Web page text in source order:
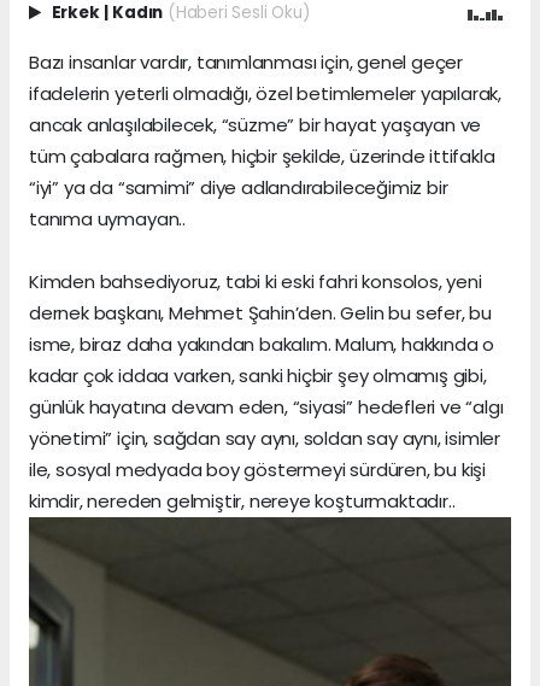
Erkek | Kadın (Haberi Sesli Oku)
Bazı insanlar vardır, tanımlanması için, genel geçer
ifadelerin yeterli olmadığı, özel betimlemeler yapılarak,
ancak anlaşılabilecek, “süzme” bir hayat yaşayan ve
tüm çabalara rağmen, hiçbir şekilde, üzerinde ittifakla
“iyi” ya da “samimi” diye adlandırabileceğimiz bir
tanıma uymayan..
Kimden bahsediyoruz, tabi ki eski fahri konsolos, yeni
dernek başkanı, Mehmet Şahin’den. Gelin bu sefer, bu
isme, biraz daha yakından bakalım. Malum, hakkında o
kadar çok iddaa varken, sanki hiçbir şey olmamış gibi,
günlük hayatına devam eden, “siyasi” hedefleri ve “algı
yönetimi” için, sağdan say aynı, soldan say aynı, isimler
ile, sosyal medyada boy göstermeyi sürdüren, bu kişi
kimdir, nereden gelmiştir, nereye koşturmaktadır..